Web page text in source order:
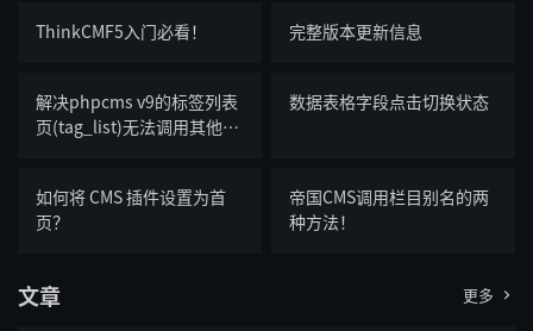
ThinkCMF5入门必看！ 完整版本更新信息
解决phpcms v9的标签列表
页(tag_list)无法调用其他字
数据表格字段点击切换状态
如何将 CMS 插件设置为首
页？
帝国CMS调用栏目别名的两
种方法！
文章 更多 